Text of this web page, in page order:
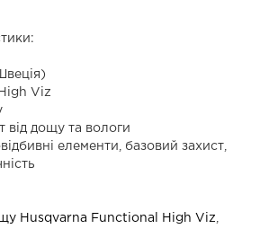
Viz
від дощу та вологи
елементи, базовий захист,
Husqvarna Functional High Viz